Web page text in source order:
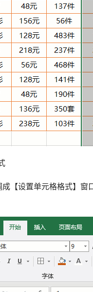
【设置单元格格式】